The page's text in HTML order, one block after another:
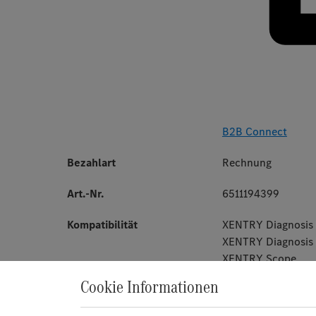
B2B Connect
Bezahlart Rechnung
Art.-Nr. 6511194399
Kompatibilität
XENTRY
XENTRY
XENTRY Scope
Cookie Informationen